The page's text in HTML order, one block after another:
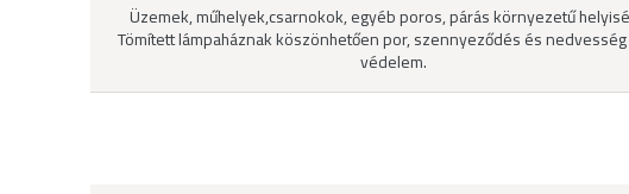
Üzemek, műhelyek,csarnokok, egyéb poros, párás környezetű
Tömített lámpaháznak köszönhetően por, szennyeződés és
védelem.